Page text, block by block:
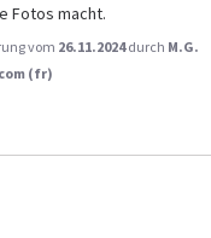
Fotos macht.
vom 26.11.2024durch M.G.
(fr)